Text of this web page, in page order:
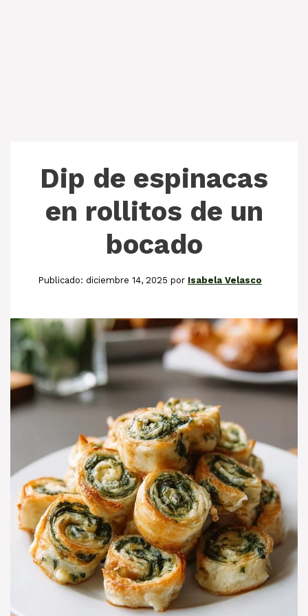
Dip de espinacas
en rollitos de un
bocado
diciembre 14, 2025 por Isabela Velasco